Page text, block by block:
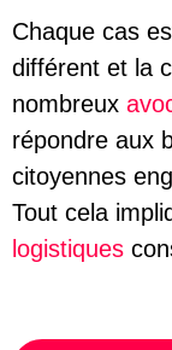
Chaque cas
différent et la
nombreux
répondre aux
citoyennes
Tout cela
logistiques